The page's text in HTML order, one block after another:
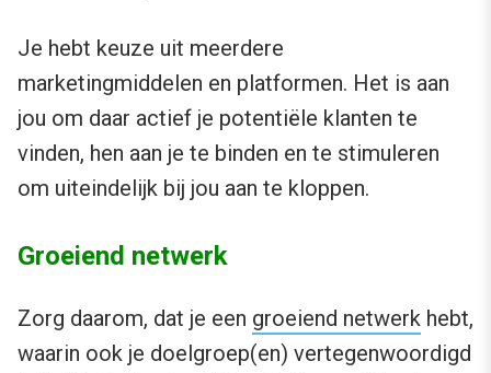
Je hebt keuze uit meerdere
marketingmiddelen en platformen. Het is aan
jou om daar actief je potentiële klanten te
vinden, hen aan je te binden en te stimuleren
om uiteindelijk bij jou aan te kloppen.
Groeiend netwerk
Zorg daarom, dat je een groeiend netwerk hebt,
waarin ook je doelgroep(en) vertegenwoordigd